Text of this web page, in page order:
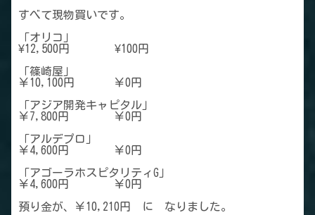
すべて現物買いです。
「オリコ」
¥12,500円 ¥100円
「篠崎屋」
￥10,100円 ￥0円
「アジア開発キャピタル」
￥7,800円 ￥0円
「アルデプロ」
￥4,600円 ￥0円
「アゴーラホスピタリティG」
￥4,600円 ￥0円
預り金が、￥10,210円 に なりました。